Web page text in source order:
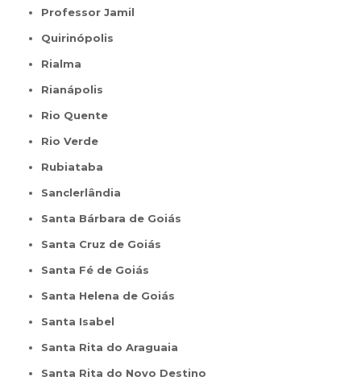
Professor Jamil
Quirinópolis
Rialma
Rianápolis
Rio Quente
Rio Verde
Rubiataba
Sanclerlândia
Santa Bárbara de Goiás
Santa Cruz de Goiás
Santa Fé de Goiás
Santa Helena de Goiás
Santa Isabel
Santa Rita do Araguaia
Santa Rita do Novo Destino